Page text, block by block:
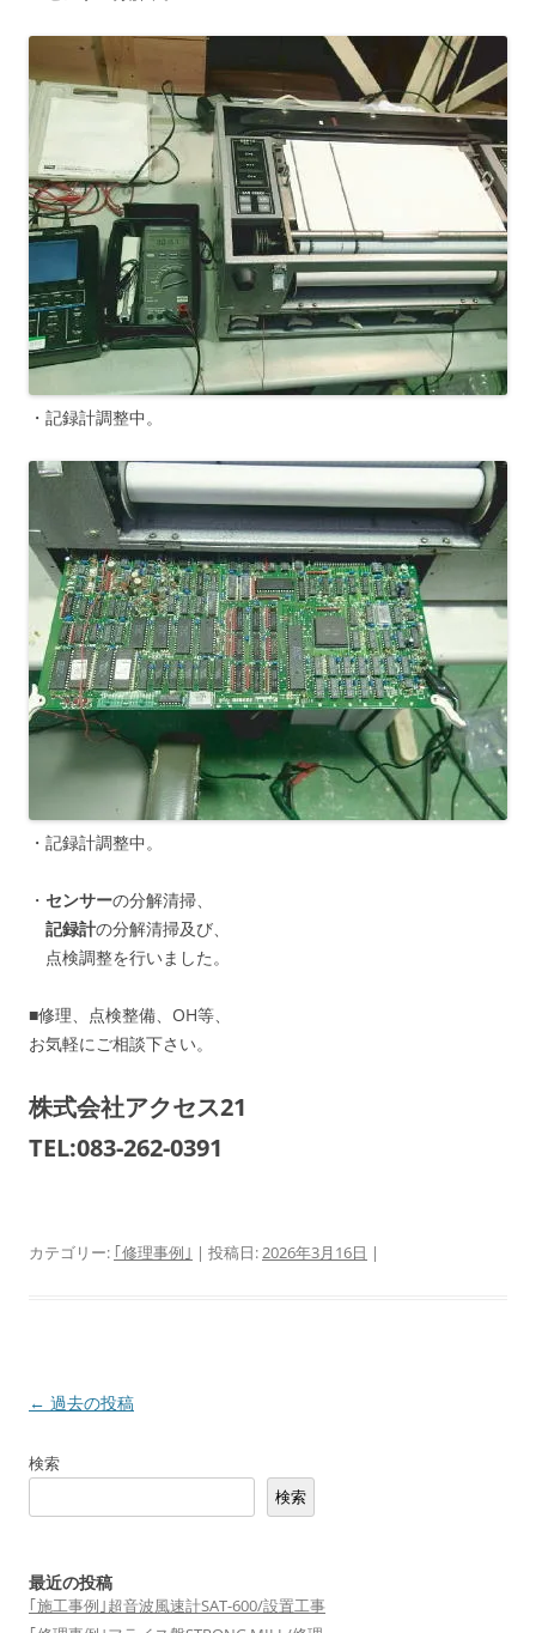
・記録計調整中。
・記録計調整中。
・ センサーの分解清掃、
記録計の分解清掃及び、
点検調整を行いました。
■修理、点検整備、OH等、
お気軽にご相談下さい。
株式会社アクセス21
TEL:083-262-0391
カテゴリー: ｢修理事例｣ | 投稿日:2026年3月16日 |
投
ナ
ー
シ
← 過去の投稿
検索
検索
最近の投稿
｢施工事例｣超音波風速計SAT-600/設置工事